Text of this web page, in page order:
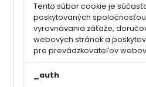
Tento súbor cookie je
poskytovaných
vyrovnávania záťaže,
webových stránok a
pre prevádzkovateľov
_auth